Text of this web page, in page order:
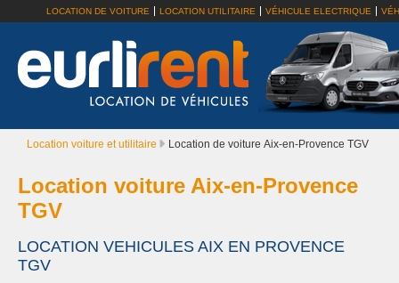
LOCATION DE VOITURE LOCATION UTILITAIRE VÉHICULE ELECTRIQUE
Location voiture et utilitaire Location de voiture Aix-en-Provence TGV
Location voiture Aix-en-Provence
TGV
LOCATION VEHICULES AIX EN PROVENCE
TGV